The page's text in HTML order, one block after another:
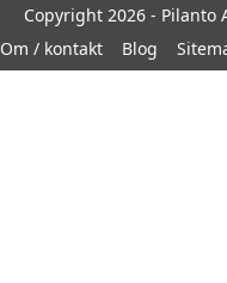
Copyright 2026 - Pilanto
Om / kontakt Blog